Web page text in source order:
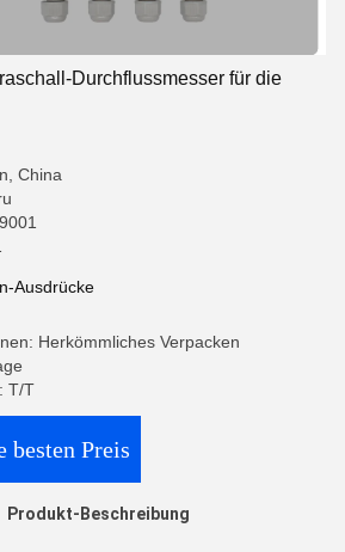
Durchflussmesser für die
China
Ausdrücke
Herkömmliches Verpacken
T/T
besten Preis
Produkt-Beschreibung